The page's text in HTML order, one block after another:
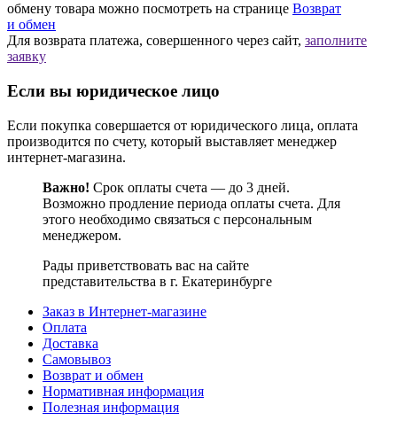
обмену товара можно посмотреть на странице Возврат
и обмен
Для возврата платежа, совершенного через сайт, заполните
заявку
Если вы юридическое лицо
Если покупка совершается от юридического лица, оплата
производится по счету, который выставляет менеджер
интернет-магазина.
Важно! Срок оплаты счета — до 3 дней.
Возможно продление периода оплаты счета. Для
этого необходимо связаться с персональным
менеджером.
Рады приветствовать вас на сайте
представительства в г. Екатеринбурге
Заказ в Интернет-магазине
Оплата
Доставка
Самовывоз
Возврат и обмен
Нормативная информация
Полезная информация